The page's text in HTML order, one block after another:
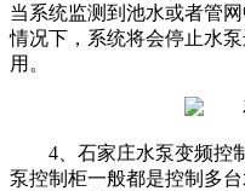
当系统监测到池水或者管
情况下，系统将会停止水
用。
4、石家庄水泵变频控
泵控制柜一般都是控制多